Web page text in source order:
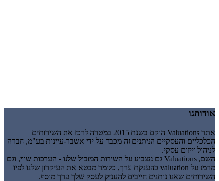
אודותנו
אתר Valuations הוקם בשנת 2015 במטרה לרכז את השירותים
הכלכליים והעסקיים הניתנים זה מכבר על ידי אשבר-עיינות בע"מ, חברה
לניהול וייזום עסקי.
השם, Valuations גם מצביע על השירות המוביל שלנו - הערכות שווי, וגם
מרמז על valuation כהענקת ערך, כלומר מבטא את העיקרון שלנו לפיו
השירותים שאנו נותנים חייבים להעניק לעסק שלך ערך מוסף.